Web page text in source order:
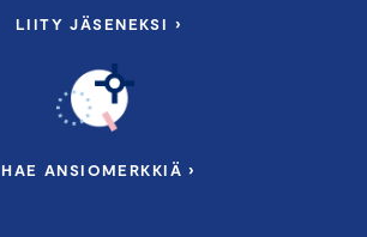
LIITY JÄSENEKSI ›
HAE ANSIOMERKKIÄ ›